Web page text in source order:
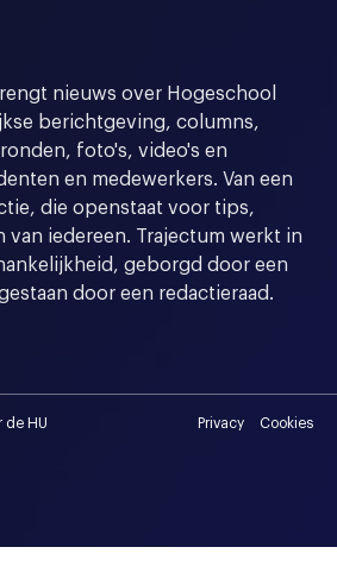
nieuws over Hogeschool
berichtgeving, columns,
foto's, video's en
en medewerkers. Van een
die openstaat voor tips,
van iedereen. Trajectum werkt in
geborgd door een
door een redactieraad.
de HU Privacy Cookies